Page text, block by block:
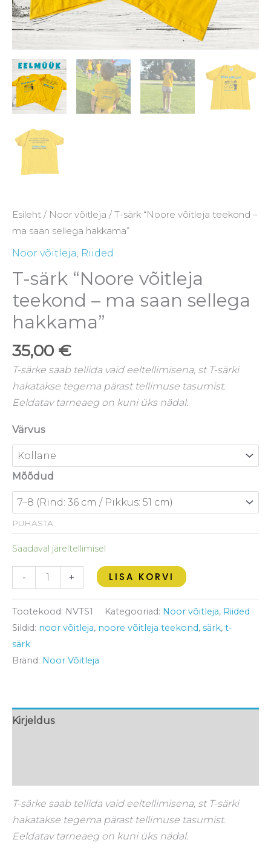
Esileht / Noor võitleja / T-särk “Noore võitleja teekond –
ma saan sellega hakkama”
Noor võitleja, Riided
T-särk “Noore võitleja
teekond – ma saan sellega
hakkama”
35,00 €
T-särke saab tellida vaid eeltellimisena, st T-särki
hakatakse tegema pärast tellimuse tasumist.
Eeldatav tarneaeg on kuni üks nädal.
Värvus
Mõõdud
PUHASTA
Saadaval järeltellimisel
- + LISA KORVI
Tootekood: NVTS1 Kategooriad: Noor võitleja, Riided
Sildid: noor võitleja, noore võitleja teekond, särk, t-
särk
Bränd: Noor Võitleja
Kirjeldus
T-särke saab tellida vaid eeltellimisena, st T-särki
hakatakse tegema pärast tellimuse tasumist.
Eeldatav tarneaeg on kuni üks nädal.